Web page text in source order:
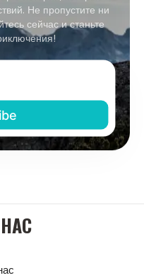
Не пропустите ни
сейчас и станьте